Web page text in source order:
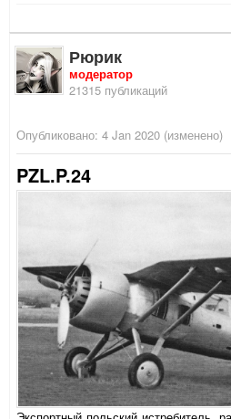
Рюрик
модератор
21315 публикаций
Опубликовано: 4 Jan 2020 (изменено)
PZL.P.24